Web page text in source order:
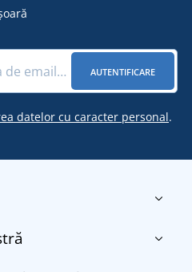
AUTENTIFICARE
datelor cu caracter personal.